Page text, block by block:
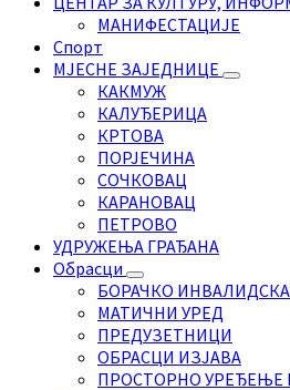
МАНИФЕСТАЦИЈЕ
Спорт
МЈЕСНЕ ЗАЈЕДНИЦЕ
КАКМУЖ
КАЛУЂЕРИЦА
КРТОВА
ПОРЈЕЧИНА
СОЧКОВАЦ
КАРАНОВАЦ
ПЕТРОВО
УДРУЖЕЊА ГРАЂАНА
Обрасци
БОРАЧКО
МАТИЧНИ УРЕД
ПРЕДУЗЕТНИЦИ
ОБРАСЦИ ИЗЈАВА
ПРОСТОРНО